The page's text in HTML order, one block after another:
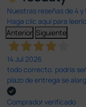
Nuestras reseñas de 4 y
Haga clic aquí para
Anterior Siguiente
14 Jul 2026
todo correcto. podria
plazo de entrega se
Comprador verificado